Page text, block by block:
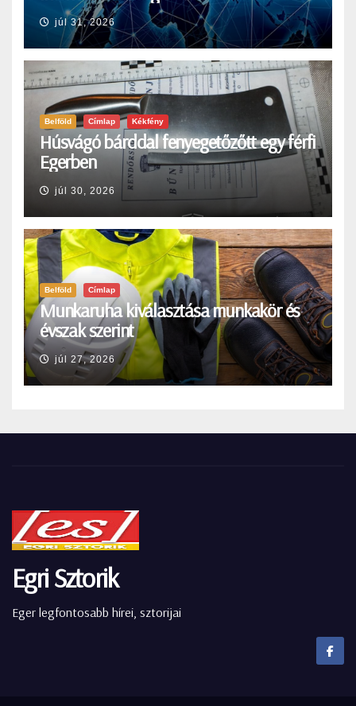
júl 31, 2026
Belföld Címlap Kékfény
Húsvágó bárddal fenyegetőzőtt egy férfi
Egerben
júl 30, 2026
Belföld Címlap
Munkaruha kiválasztása munkakör és
évszak szerint
júl 27, 2026
Egri Sztorik
Eger legfontosabb hírei, sztorijai